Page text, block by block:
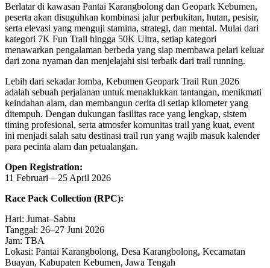
Berlatar di kawasan Pantai Karangbolong dan Geopark Kebumen,
peserta akan disuguhkan kombinasi jalur perbukitan, hutan, pesisir,
serta elevasi yang menguji stamina, strategi, dan mental. Mulai dari
kategori 7K Fun Trail hingga 50K Ultra, setiap kategori
menawarkan pengalaman berbeda yang siap membawa pelari keluar
dari zona nyaman dan menjelajahi sisi terbaik dari trail running.
Lebih dari sekadar lomba, Kebumen Geopark Trail Run 2026
adalah sebuah perjalanan untuk menaklukkan tantangan, menikmati
keindahan alam, dan membangun cerita di setiap kilometer yang
ditempuh. Dengan dukungan fasilitas race yang lengkap, sistem
timing profesional, serta atmosfer komunitas trail yang kuat, event
ini menjadi salah satu destinasi trail run yang wajib masuk kalender
para pecinta alam dan petualangan.
Open Registration:
11 Februari – 25 April 2026
Race Pack Collection (RPC):
Hari: Jumat–Sabtu
Tanggal: 26–27 Juni 2026
Jam: TBA
Lokasi: Pantai Karangbolong, Desa Karangbolong, Kecamatan
Buayan, Kabupaten Kebumen, Jawa Tengah